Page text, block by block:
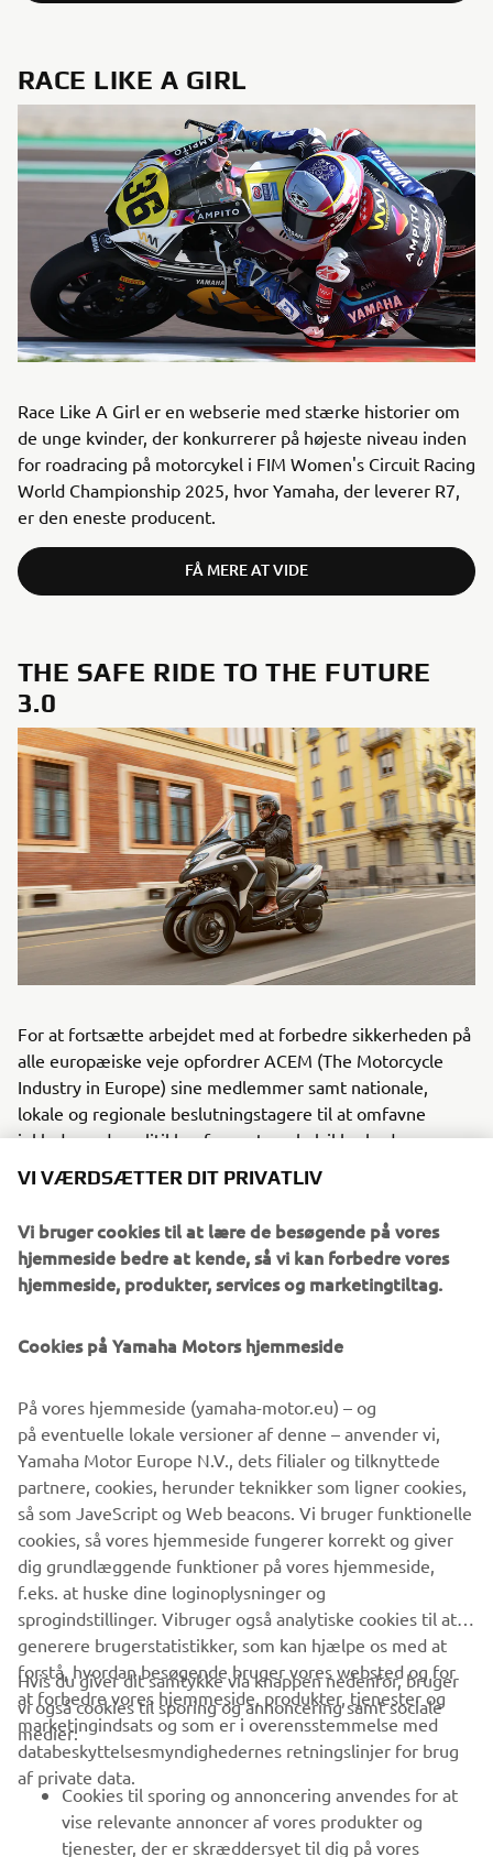
RACE LIKE A GIRL
Race Like A Girl er en webserie med stærke historier om
de unge kvinder, der konkurrerer på højeste niveau inden
for roadracing på motorcykel i FIM Women's Circuit Racing
World Championship 2025, hvor Yamaha, der leverer R7,
er den eneste producent.
FÅ MERE AT VIDE
THE SAFE RIDE TO THE FUTURE
3.0
For at fortsætte arbejdet med at forbedre sikkerheden på
alle europæiske veje opfordrer ACEM (The Motorcycle
Industry in Europe) sine medlemmer samt nationale,
lokale og regionale beslutningstagere til at omfavne
inkluderende politikker for motorcykelsikkerhed gennem
sin nye strategi, »The Safe Ride to the Future 3.0«.
FÅ MERE AT VIDE
©Yamaha Motor Europe N.V. / Yamaha Motor Co., Ltd.
aldrig anvendes til erhvervsmæssige eller ikke-
erhvervsmæssige formål uden direkte, skriftligt samtykke
fra Yamaha Motor Europe N.V. og/eller Yamaha Motor Co.,
Ltd.
Kør altid på en sikker måde og følg alle lokale
færdselsregler.
VIRKSOMHED
B2B
MERE YAMAHA
VI VÆRDSÆTTER DIT PRIVATLIV
Vi bruger cookies til at lære de besøgende på vores
hjemmeside bedre at kende, så vi kan forbedre vores
hjemmeside, produkter, services og marketingtiltag.
Cookies på Yamaha Motors hjemmeside
På vores hjemmeside (yamaha-motor.eu) – og
på eventuelle lokale versioner af denne – anvender vi,
Yamaha Motor Europe N.V., dets filialer og tilknyttede
partnere, cookies, herunder teknikker som ligner cookies,
så som JaveScript og Web beacons. Vi bruger funktionelle
cookies, så vores hjemmeside fungerer korrekt og giver
dig grundlæggende funktioner på vores hjemmeside,
f.eks. at huske dine loginoplysninger og
sprogindstillinger. Vibruger også analytiske cookies til at
generere brugerstatistikker, som kan hjælpe os med at
forstå, hvordan besøgende bruger vores websted og for
at forbedre vores hjemmeside, produkter, tjenester og
marketingindsats og som er i overensstemmelse med
databeskyttelsesmyndighedernes retningslinjer for brug
af private data.
Hvis du giver dit samtykke via knappen nedenfor, bruger
vi også cookies til sporing og annoncering samt sociale
medier:
Cookies til sporing og annoncering anvendes for at
vise relevante annoncer af vores produkter og
tjenester, der er skræddersyet til dig på vores